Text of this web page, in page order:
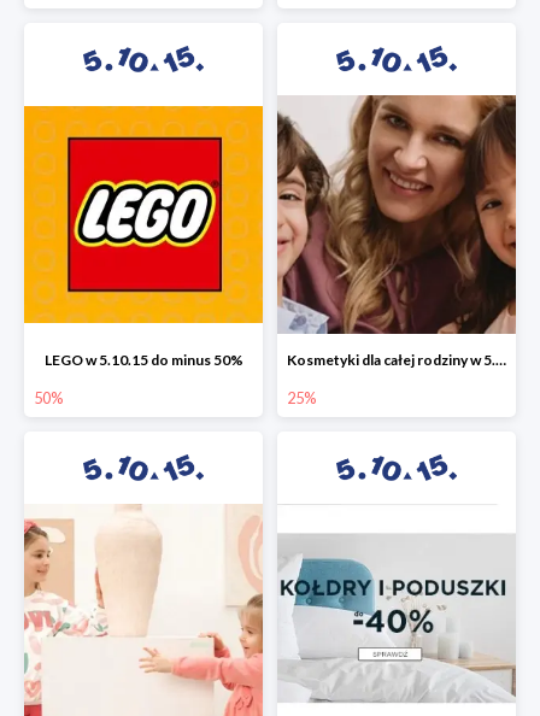
LEGO w 5.10.15 do minus 50%
50%
Kosmetyki dla całej rodziny w 5.10.15 do -25%
25%